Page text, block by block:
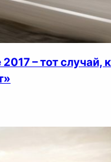
– тот случай,